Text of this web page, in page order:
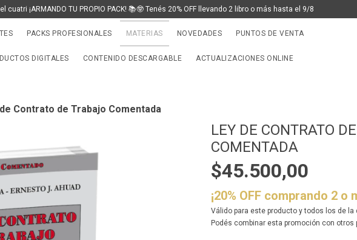
cuatri ¡ARMANDO TU PROPIO PACK! 📚🤓 Tenés 20% OFF llevando 2 libro o más hasta el 9/8
PACKS PROFESIONALES MATERIAS NOVEDADES PUNTOS DE VENTA
DIGITALES CONTENIDO DESCARGABLE ACTUALIZACIONES ONLINE
Contrato de Trabajo Comentada
LEY DE CONTRATO
COMENTADA
$45.500,00
¡20% OFF comprando 2 o
Válido para este producto y todos los de
Podés combinar esta promoción con